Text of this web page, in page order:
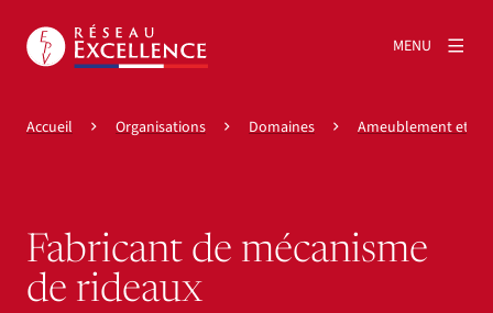
MENU
Accueil Organisations Domaines Ameublement et
Fabricant de mécanisme
de rideaux